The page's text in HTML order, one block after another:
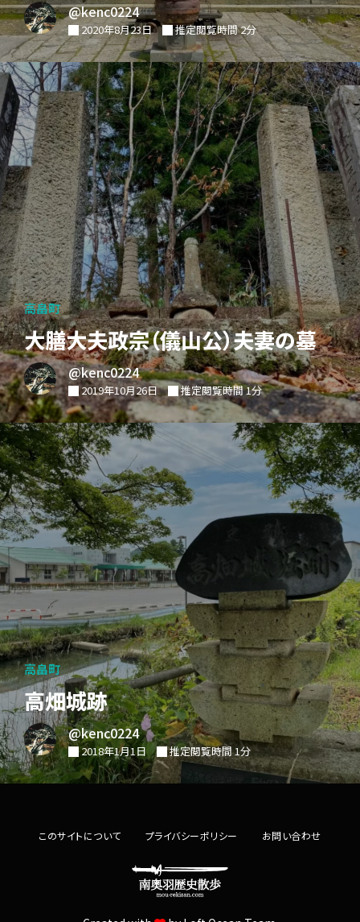
@kenc0224
2020年8月23日 推定閲覧時間 2分
高畠町
大膳大夫政宗（儀山公）夫妻の墓
@kenc0224
2019年10月26日 推定閲覧時間 1分
高畠町
高畑城跡
@kenc0224
2018年1月1日 推定閲覧時間 1分
このサイトについて プライバシーポリシー お問い合わせ